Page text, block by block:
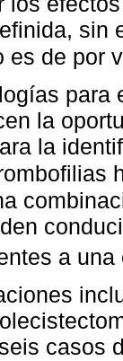
sin
es de por
la
la
a una
casos